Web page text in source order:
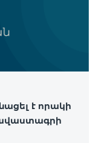
է որակի